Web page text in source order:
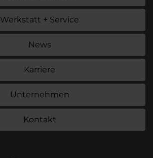
Werkstatt + Service
News
Karriere
Unternehmen
Kontakt